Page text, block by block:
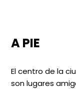
A PIE
El centro de la
son lugares